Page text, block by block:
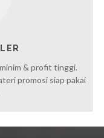
& profit tinggi.
promosi siap pakai